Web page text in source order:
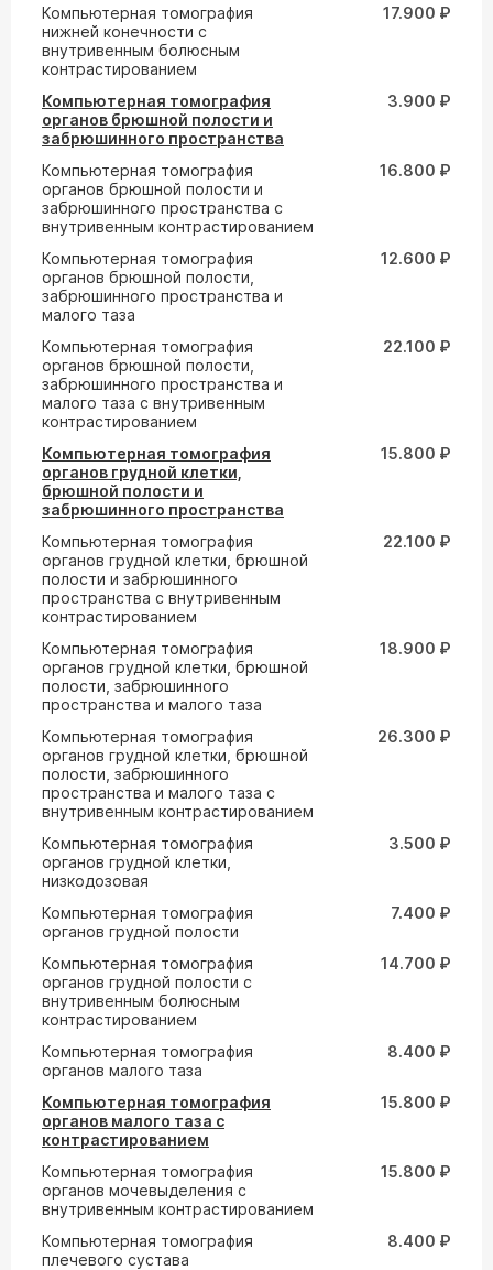
Компьютерная томография
нижней конечности с
внутривенным болюсным
контрастированием
17.900 ₽
Компьютерная томография
органов брюшной полости и
забрюшинного пространства
3.900 ₽
Компьютерная томография
органов брюшной полости и
забрюшинного пространства с
внутривенным контрастированием
16.800 ₽
Компьютерная томография
органов брюшной полости,
забрюшинного пространства и
малого таза
12.600 ₽
Компьютерная томография
органов брюшной полости,
забрюшинного пространства и
малого таза с внутривенным
контрастированием
22.100 ₽
Компьютерная томография
органов грудной клетки,
брюшной полости и
забрюшинного пространства
15.800 ₽
Компьютерная томография
органов грудной клетки, брюшной
полости и забрюшинного
пространства с внутривенным
контрастированием
22.100 ₽
Компьютерная томография
органов грудной клетки, брюшной
полости, забрюшинного
пространства и малого таза
18.900 ₽
Компьютерная томография
органов грудной клетки, брюшной
полости, забрюшинного
пространства и малого таза с
внутривенным контрастированием
26.300 ₽
Компьютерная томография
органов грудной клетки,
низкодозовая
3.500 ₽
Компьютерная томография
органов грудной полости
7.400 ₽
Компьютерная томография
органов грудной полости с
внутривенным болюсным
контрастированием
14.700 ₽
Компьютерная томография
органов малого таза
8.400 ₽
Компьютерная томография
органов малого таза с
контрастированием
15.800 ₽
Компьютерная томография
органов мочевыделения с
внутривенным контрастированием
15.800 ₽
Компьютерная томография
плечевого сустава
8.400 ₽